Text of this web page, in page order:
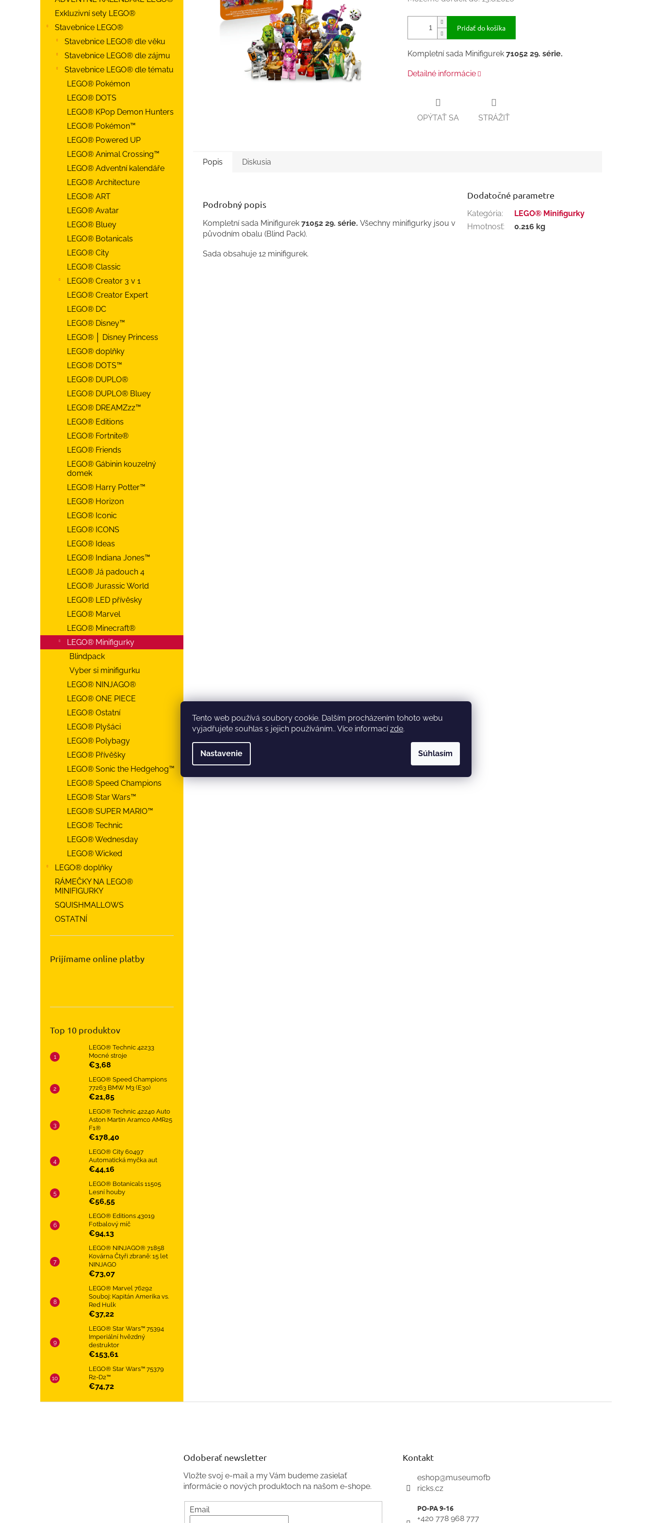
Tento web používá soubory cookie. Dalším procházením tohoto webu
vyjadřujete souhlas s jejich používáním.. Více informacízde.
Nastavenie Súhlasím
Exkluzivní sety LEGO®
Stavebnice LEGO®
Stavebnice LEGO® dle věku
Stavebnice LEGO® dle zájmu
Stavebnice LEGO® dle tématu
LEGO® Pokémon
LEGO® DOTS
LEGO® KPop Demon Hunters
LEGO® Pokémon™
LEGO® Powered UP
LEGO® Animal Crossing™
LEGO® Adventní kalendáře
LEGO® Architecture
LEGO® ART
LEGO® Avatar
LEGO® Bluey
LEGO® Botanicals
LEGO® City
LEGO® Classic
LEGO® Creator 3 v 1
LEGO® Creator Expert
LEGO® DC
LEGO® Disney™
LEGO® │ Disney Princess
LEGO® doplňky
LEGO® DOTS™
LEGO® DUPLO®
LEGO® DUPLO® Bluey
LEGO® DREAMZzz™
LEGO® Editions
LEGO® Fortnite®
LEGO® Friends
LEGO® Gábinin kouzelný
domek
LEGO® Harry Potter™
LEGO® Horizon
LEGO® Iconic
LEGO® ICONS
LEGO® Ideas
LEGO® Indiana Jones™
LEGO® Já padouch 4
LEGO® Jurassic World
LEGO® LED přívěsky
LEGO® Marvel
LEGO® Minecraft®
LEGO® Minifigurky
Blindpack
Vyber si minifigurku
LEGO® NINJAGO®
LEGO® ONE PIECE
LEGO® Ostatní
LEGO® Plyšáci
LEGO® Polybagy
LEGO® Přívěšky
LEGO® Sonic the Hedgehog™
LEGO® Speed Champions
LEGO® Star Wars™
LEGO® SUPER MARIO™
LEGO® Technic
LEGO® Wednesday
LEGO® Wicked
LEGO® doplňky
RÁMEČKY NA LEGO®
MINIFIGURKY
SQUISHMALLOWS
OSTATNÍ
Prijímame online platby
Top 10 produktov
LEGO® Technic 42233
Mocné stroje
€3,68
LEGO® Speed Champions
77263 BMW M3 (E30)
€21,85
LEGO® Technic 42240 Auto
Aston Martin Aramco AMR25
F1®
€178,40
LEGO® City 60497
Automatická myčka aut
€44,16
LEGO® Botanicals 11505
Lesní houby
€56,55
LEGO® Editions 43019
Fotbalový míč
€94,13
LEGO® NINJAGO® 71858
Kovárna Čtyři zbraně: 15 let
NINJAGO
€73,07
LEGO® Marvel 76292
Souboj: Kapitán Amerika vs.
Red Hulk
€37,22
LEGO® Star Wars™ 75394
Imperiální hvězdný
destruktor
€153,61
LEGO® Star Wars™ 75379
R2-D2™
€74,72
Pridať do košíka
Kompletní sada Minifigurek 71052 29. série.
Detailné informácie
OPÝTAŤ SA STRÁŽIŤ
Popis Diskusia
Podrobný popis
Kompletní sada Minifigurek 71052 29. série. Všechny minifigurky jsou v
původním obalu (Blind Pack).
Sada obsahuje 12 minifigurek.
Dodatočné parametre
Kategória:
LEGO® Minifigurky
Hmotnosť: 0.216 kg
Odoberať newsletter
Vložte svoj e-mail a my Vám budeme zasielať
informácie o nových produktoch na našom e-shope.
Email
Kontakt
eshop@museumofb
ricks.cz
+420 778 968 777